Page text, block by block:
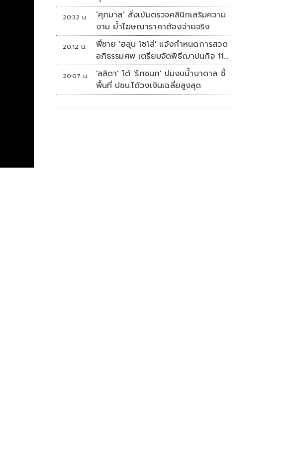
ลิกา
20:32 น.
‘ศุภมาส’ สั่งเข้มตรวจคลินิกเสริมความ
งาม ย้ำโฆษณาราคาต้องจ่ายจริง
20:12 น.
พี่ชาย 'ฮลุน โซโล่' แจ้งกำหนดการสวด
อภิธรรมศพ เตรียมจัดพิธีฌาปนกิจ 11
ส.ค.
20:07 น.
'ลลิดา' โต้ 'รักชนก' ปมงบน้ำบาดาล ชี้
พื้นที่ ปชน.ได้วงเงินเฉลี่ยสูงสุด